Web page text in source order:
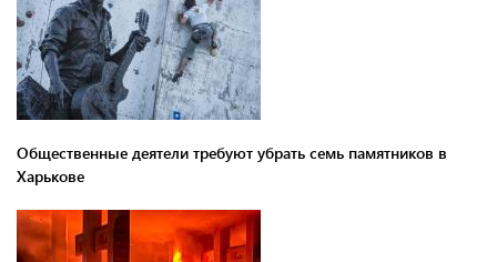
Общественные деятели требуют убрать семь памятников в
Харькове